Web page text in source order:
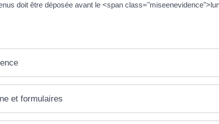
doit être déposée avant le <span
et formulaires